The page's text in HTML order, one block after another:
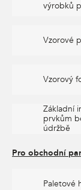
výrobků
Vzorové
Vzorový
Základní
prvkům
údržbě
Pro obchodní
Paletové